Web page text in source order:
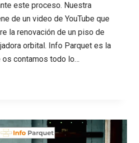
este proceso. Nuestra
de un video de YouTube que
la renovación de un piso de
orbital. Info Parquet es la
os contamos todo lo…